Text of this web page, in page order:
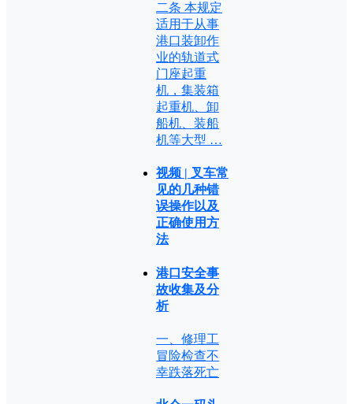
二条 本规定
适用于从事
港口装卸作
业的轨道式
门座起重
机，集装箱
起重机、卸
船机、装船
机等大型 …
视频 | 叉车常
见的几种错
误操作以及
正确使用方
法
港口安全事
故收集及分
析
一、修理工
冒险检查不
幸跌落死亡